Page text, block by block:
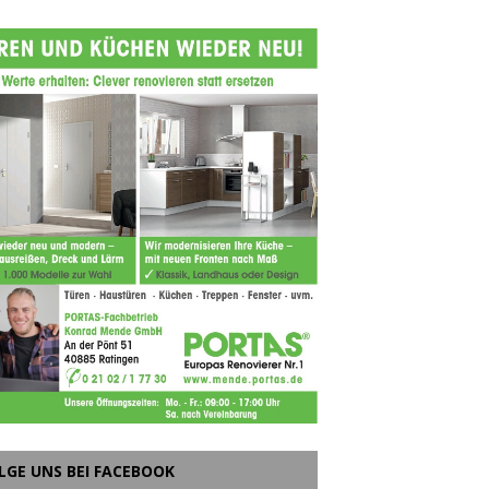
UNS BEI FACEBOOK